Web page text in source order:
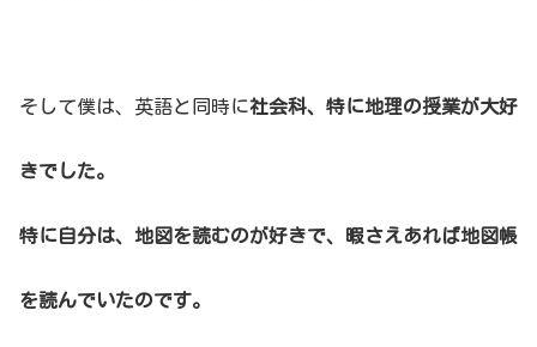
そして僕は、英語と同時に社会科、特に地理の授業が大好
きでした。
特に自分は、地図を読むのが好きで、暇さえあれば地図帳
を読んでいたのです。